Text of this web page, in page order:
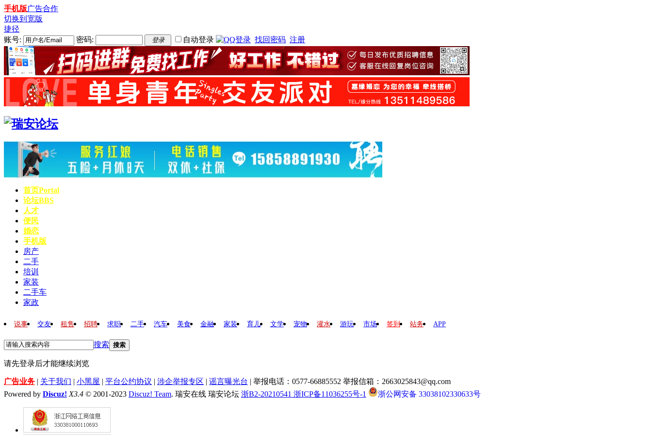
手机版广告合作
切换到宽版
捷径
账号:
密码: 登录 自动登录 找回密码 注册
首页Portal
论坛BBS
人才
便民
婚恋
手机版
房产
二手
培训
家装
二手车
家政
说事 交友 租售 招聘 求职 二手 汽车 美食 金融 家装 育儿 文学 宠物 灌水 游玩 市场 签到 站务 APP
搜索 搜索
请先登录后才能继续浏览
广告业务 | 关于我们 | 小黑屋 | 平台公约协议 | 涉企举报专区 | 谣言曝光台 | 举报电话：0577-66885552 举报信箱：2663025843@qq.com
Powered by Discuz! X3.4 © 2001-2023 Discuz! Team. 瑞安在线 瑞安论坛 浙B2-20210541 浙ICP备11036255号-1 浙公网安备 33038102330633号